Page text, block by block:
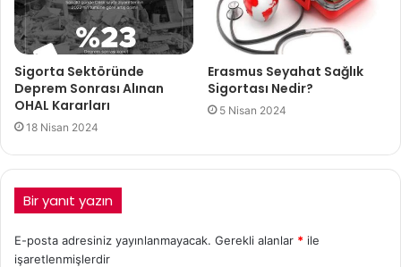
Sigorta Sektöründe
Deprem Sonrası Alınan
OHAL Kararları
18 Nisan 2024
Erasmus Seyahat Sağlık
Sigortası Nedir?
5 Nisan 2024
Bir yanıt yazın
E-posta adresiniz yayınlanmayacak. Gerekli alanlar * ile
işaretlenmişlerdir